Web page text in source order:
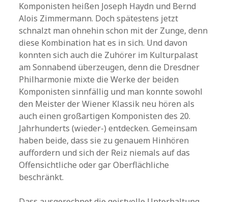
Komponisten heißen Joseph Haydn und Bernd
Alois Zimmermann. Doch spätestens jetzt
schnalzt man ohnehin schon mit der Zunge, denn
diese Kombination hat es in sich. Und davon
konnten sich auch die Zuhörer im Kulturpalast
am Sonnabend überzeugen, denn die Dresdner
Philharmonie mixte die Werke der beiden
Komponisten sinnfällig und man konnte sowohl
den Meister der Wiener Klassik neu hören als
auch einen großartigen Komponisten des 20.
Jahrhunderts (wieder-) entdecken. Gemeinsam
haben beide, dass sie zu genauem Hinhören
auffordern und sich der Reiz niemals auf das
Offensichtliche oder gar Oberflächliche
beschränkt.